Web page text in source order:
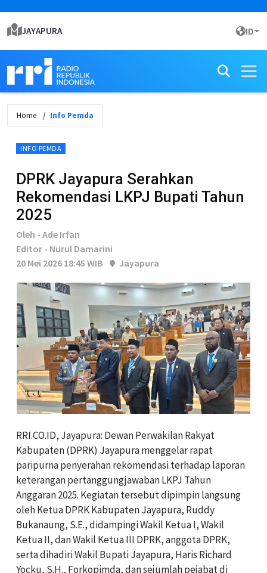
JAYAPURA ID
Home Info Pemda
INFO PEMDA
DPRK Jayapura Serahkan
Rekomendasi LKPJ Bupati Tahun
2025
Oleh - Ade Irfan
Editor - Nurul Damarini
20 Mei 2026 18:45 WIB
Jayapura
RRI.CO.ID, Jayapura: Dewan Perwakilan Rakyat
Kabupaten (DPRK) Jayapura menggelar rapat
paripurna penyerahan rekomendasi terhadap laporan
keterangan pertanggungjawaban LKPJ Tahun
Anggaran 2025. Kegiatan tersebut dipimpin langsung
oleh Ketua DPRK Kabupaten Jayapura, Ruddy
Bukanaung, S.E., didampingi Wakil Ketua I, Wakil
Ketua II, dan Wakil Ketua III DPRK, anggota DPRK,
serta dihadiri Wakil Bupati Jayapura, Haris Richard
Yocku, S.H., Forkopimda, dan sejumlah pejabat di